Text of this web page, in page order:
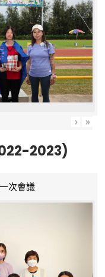
› »
2023)
次會議